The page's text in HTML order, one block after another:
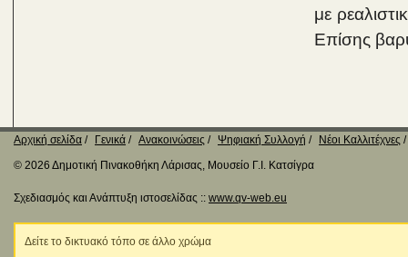
με
Επίσης
Αρχική σελίδα Γενικά Ανακοινώσεις Ψηφιακή Συλλογή
Νέοι Καλλιτέχνες
© 2026 Δημοτική Πινακοθήκη Λάρισας, Μουσείο Γ.Ι. Κατσίγρα
Σχεδιασμός και Ανάπτυξη ιστοσελίδας :: www.qv-web.eu
Δείτε το δικτυακό τόπο σε άλλο χρώμα